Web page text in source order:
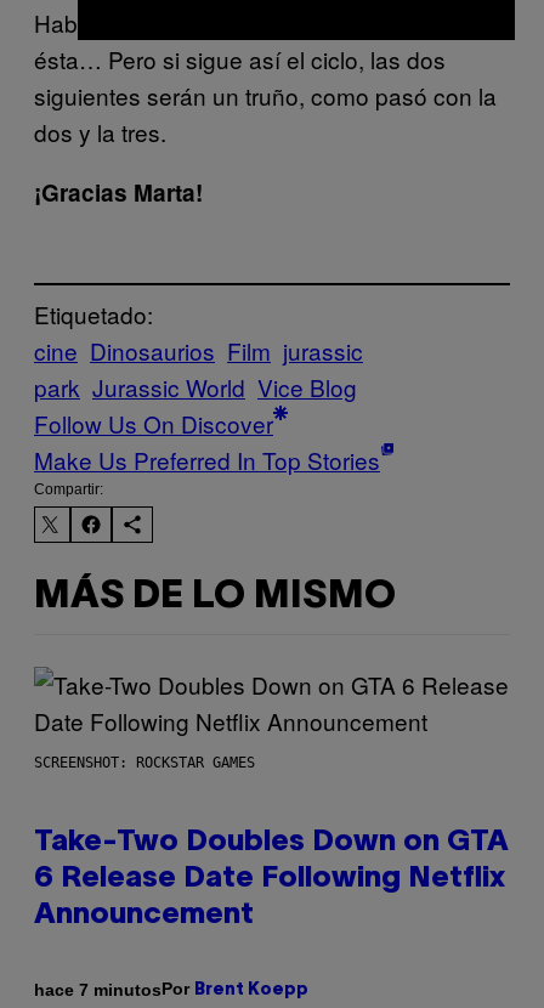
Habrá seguro, con lo que van a recaudar con
ésta… Pero si sigue así el ciclo, las dos
siguientes serán un truño, como pasó con la
dos y la tres.
¡Gracias Marta!
Etiquetado:
cine Dinosaurios Film jurassic
park Jurassic World Vice Blog
Follow Us On Discover
Make Us Preferred In Top Stories
Compartir:
MÁS DE LO MISMO
SCREENSHOT: ROCKSTAR GAMES
Take-Two Doubles Down on GTA
6 Release Date Following Netflix
Announcement
hace 7 minutosPor Brent Koepp